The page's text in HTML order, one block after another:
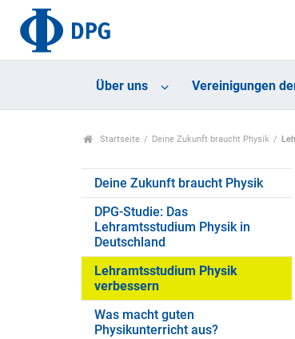
Über uns Vereinigungen
Startseite Deine Zukunft braucht Physik
Deine Zukunft braucht Physik
DPG-Studie: Das
Lehramtsstudium Physik in
Deutschland
Lehramtsstudium Physik
verbessern
Was macht guten
Physikunterricht aus?